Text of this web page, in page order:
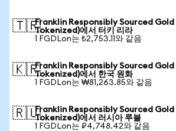
🇹🇷Franklin Responsibly Sourced Gold
Tokenized)에서 터키 리라
1 FGDLon는 ₺2,753.11와 같음
🇰🇷Franklin Responsibly Sourced Gold
Tokenized)에서 한국 원화
1 FGDLon는 ₩81,263.85와 같음
🇷🇺Franklin Responsibly Sourced Gold
Tokenized)에서 러시아 루블
1 FGDLon는 ₽4,748.42와 같음